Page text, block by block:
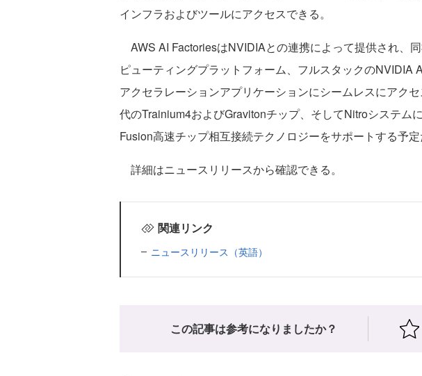
インフラおよびツールにアクセスできる。
AWS AI FactoriesはNVIDIAとの連携によって提供され、
ピューティングプラットフォーム、フルスタックのNVIDIA
アクセラレーションアプリケーションにシームレスにアク
代のTrainium4およびGravitonチップ、そしてNitroシステム
Fusion高速チップ相互接続テクノロジーをサポートする予定
詳細はニュースリリースから確認できる。
関連リンク
ニュースリリース（英語）
この記事は参考になりましたか？